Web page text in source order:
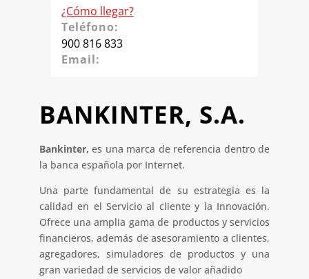
BANKINTER, S.A.
Bankinter, es una marca de referencia dentro de
la banca española por Internet.
Una parte fundamental de su estrategia es la
calidad en el Servicio al cliente y la Innovación.
Ofrece una amplia gama de productos y servicios
financieros, además de asesoramiento a clientes,
agregadores, simuladores de productos y una
gran variedad de servicios de valor añadido
¿Cómo llegar?
Teléfono:
900 816 833
Email: